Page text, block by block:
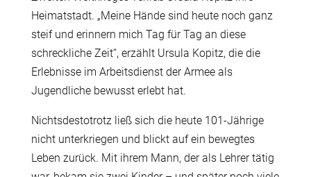
Heimatstadt. „Meine Hände sind heute noch ganz
steif und erinnern mich Tag für Tag an diese
schreckliche Zeit“, erzählt Ursula Kopitz, die die
Erlebnisse im Arbeitsdienst der Armee als
Jugendliche bewusst erlebt hat.
Nichtsdestotrotz ließ sich die heute 101-Jährige
nicht unterkriegen und blickt auf ein bewegtes
Leben zurück. Mit ihrem Mann, der als Lehrer tätig